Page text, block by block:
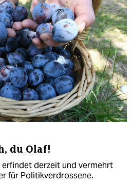
du Olaf!
derzeit und vermehrt
für Politikverdrossene.